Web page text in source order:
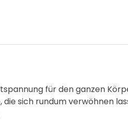
für den ganzen
sich rundum verwöhnen